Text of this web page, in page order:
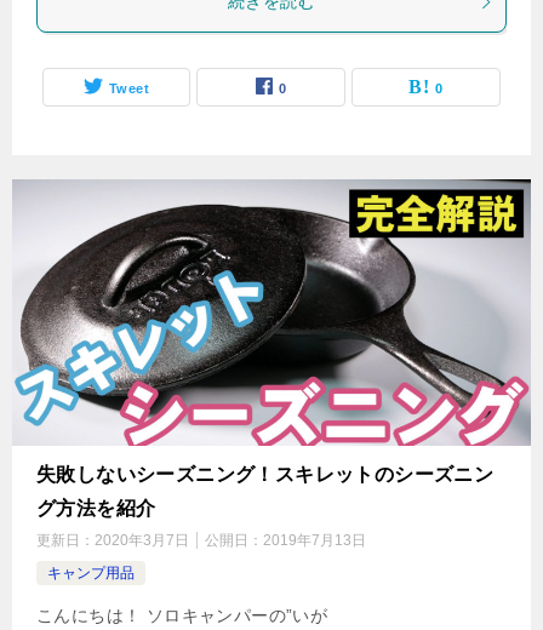
Tweet 0 0
失敗しないシーズニング！スキレットのシーズニン
グ方法を紹介
更新日： 2020年3月7日 公開日： 2019年7月13日
キャンプ用品
こんにちは！ ソロキャンパーの”いが